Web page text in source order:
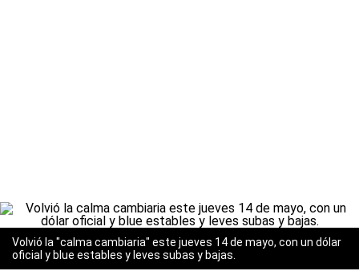
Volvió la "calma cambiaria" este jueves 14 de mayo, con un dólar
oficial y blue estables y leves subas y bajas.